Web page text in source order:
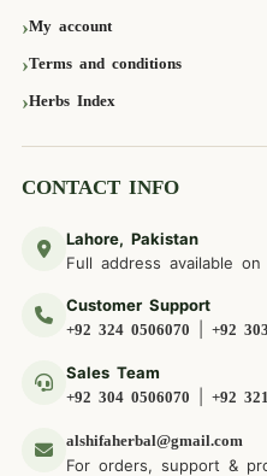
My account
Terms and conditions
Herbs Index
CONTACT INFO
Lahore, Pakistan
Full address available
Customer Support
+92 324 0506070 +92
Sales Team
+92 304 0506070 +92
alshifaherbal@gmail.com
For orders, support &